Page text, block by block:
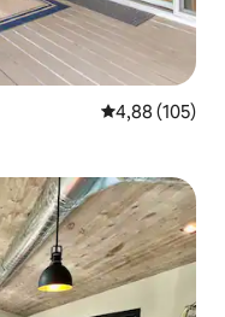
4,88 de uma
4,88 (105)